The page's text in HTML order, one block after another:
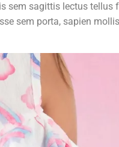
sem sagittis lectus tellus
sem porta, sapien mollis